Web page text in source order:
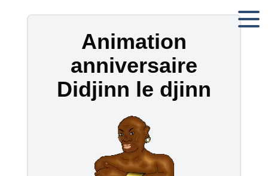
Animation
anniversaire
Didjinn le djinn